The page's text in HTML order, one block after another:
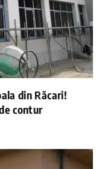
din Răcari!
contur